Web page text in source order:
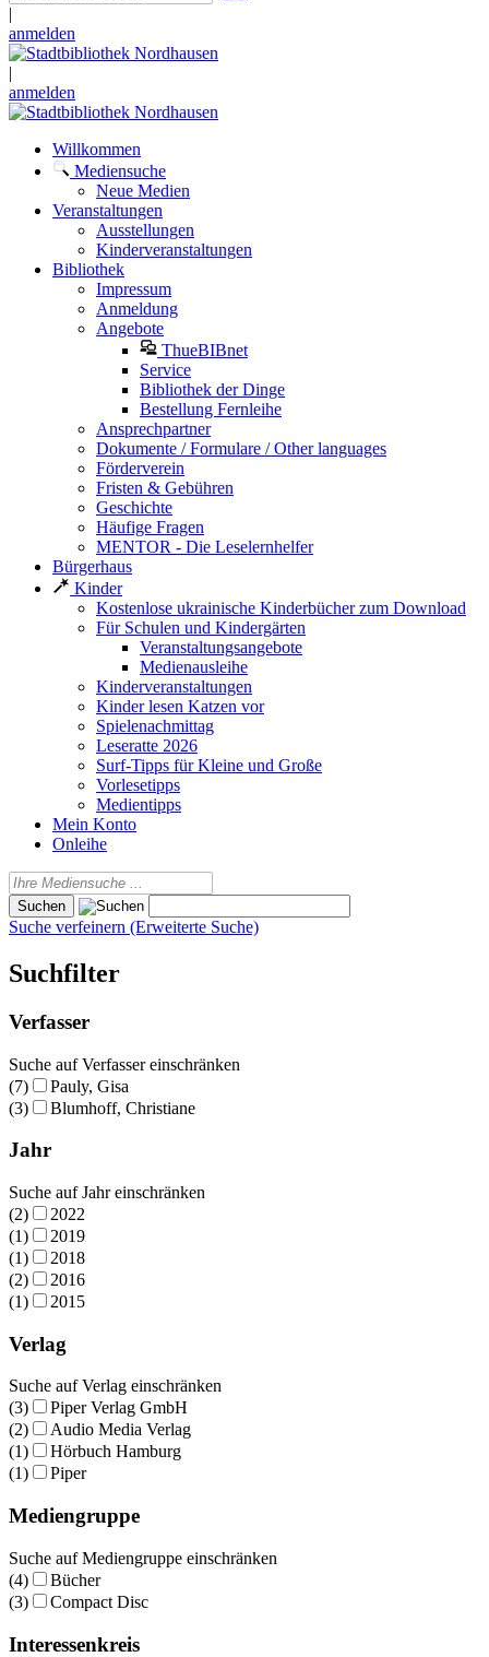
|
anmelden
|
anmelden
Willkommen
Mediensuche
Neue Medien
Veranstaltungen
Ausstellungen
Kinderveranstaltungen
Bibliothek
Impressum
Anmeldung
Angebote
ThueBIBnet
Service
Bibliothek der Dinge
Bestellung Fernleihe
Ansprechpartner
Dokumente / Formulare / Other languages
Förderverein
Fristen & Gebühren
Geschichte
Häufige Fragen
MENTOR - Die Leselernhelfer
Bürgerhaus
Kinder
Kostenlose ukrainische Kinderbücher zum Download
Für Schulen und Kindergärten
Veranstaltungsangebote
Medienausleihe
Kinderveranstaltungen
Kinder lesen Katzen vor
Spielenachmittag
Leseratte 2026
Surf-Tipps für Kleine und Große
Vorlesetipps
Medientipps
Mein Konto
Onleihe
Suche verfeinern (Erweiterte Suche)
Suchfilter
Verfasser
Suche auf Verfasser einschränken
(7)
Pauly, Gisa
(3)
Blumhoff, Christiane
Jahr
Suche auf Jahr einschränken
(2)
2022
(1)
2019
(1)
2018
(2)
2016
(1)
2015
Verlag
Suche auf Verlag einschränken
(3)
Piper Verlag GmbH
(2)
Audio Media Verlag
(1)
Hörbuch Hamburg
(1)
Piper
Mediengruppe
Suche auf Mediengruppe einschränken
(4)
Bücher
(3)
Compact Disc
Interessenkreis